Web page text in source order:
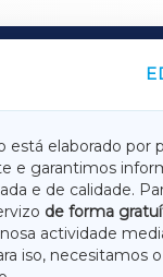
está elaborado por
e garantimos
e de calidade.
de forma
actividade
iso, necesitamos
LUGOXA
TERRACHAXA